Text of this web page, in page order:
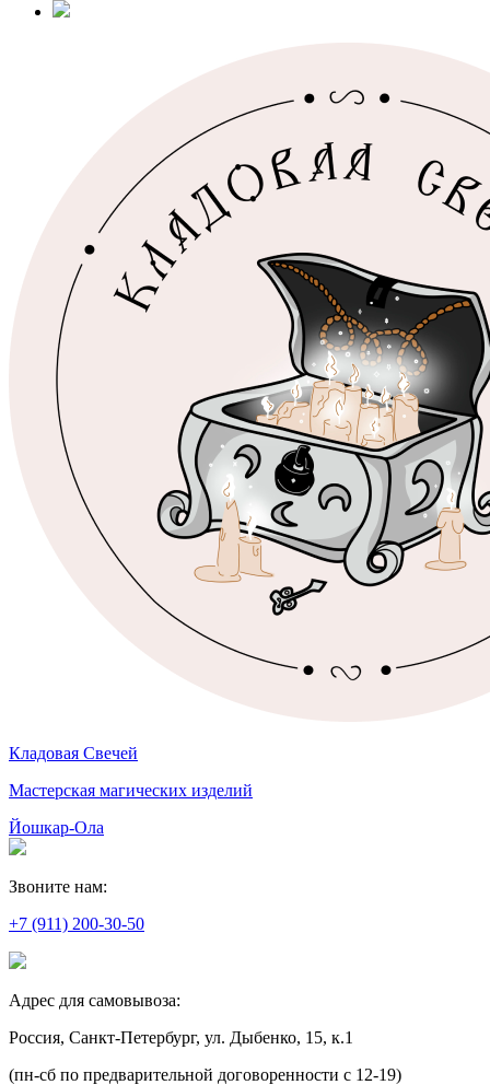
Кладовая Свечей
Мастерская магических изделий
Йошкар-Ола
Звоните нам:
+7 (911) 200-30-50
Адрес для самовывоза:
Россия, Санкт-Петербург, ул. Дыбенко, 15, к.1
(пн-сб по предварительной договоренности с 12-19)